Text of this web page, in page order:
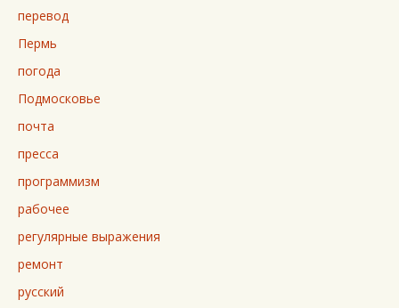
перевод
Пермь
погода
Подмосковье
почта
пресса
программизм
рабочее
регулярные выражения
ремонт
русский